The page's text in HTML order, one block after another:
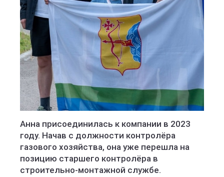
Анна присоединилась к компании в 2023
году. Начав с должности контролёра
газового хозяйства, она уже перешла на
позицию старшего контролёра в
строительно-монтажной службе.